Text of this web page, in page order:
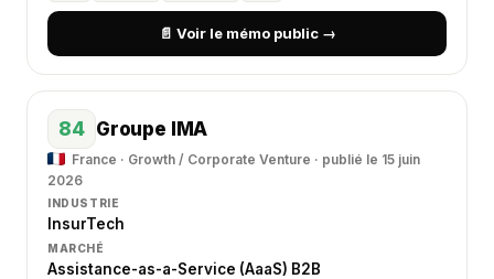
📄 Voir le mémo public →
84 Groupe IMA
France · Growth / Corporate Venture · publié le 15 juin
2026
INDUSTRIE
InsurTech
MARCHÉ
Assistance-as-a-Service (AaaS) B2B